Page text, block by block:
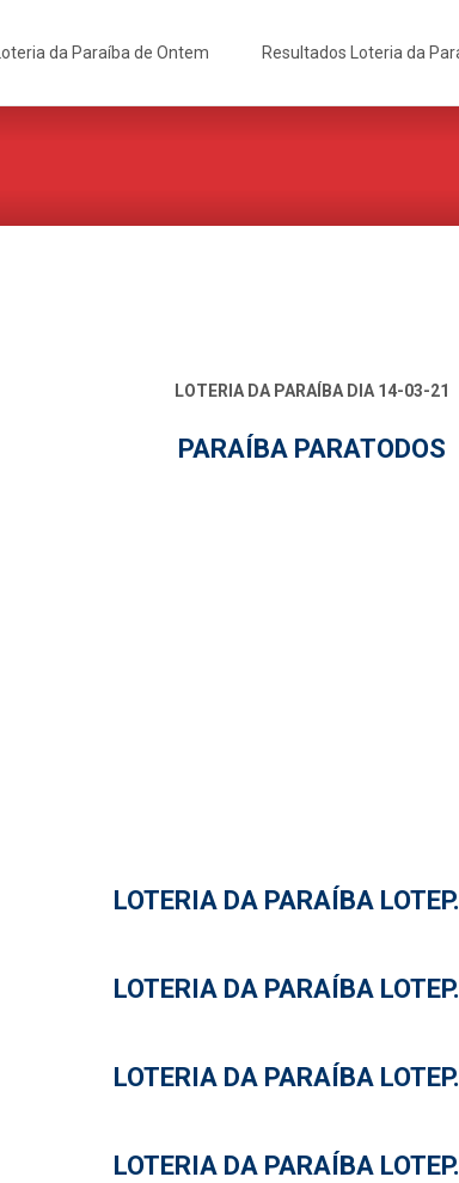
Loteria da Paraíba de Ontem Resultados Loteria da
LOTERIA DA PARAÍBA DIA 14-03-21
PARAÍBA PARATODOS
LOTERIA DA PARAÍBA
LOTERIA DA PARAÍBA
LOTERIA DA PARAÍBA
LOTERIA DA PARAÍBA